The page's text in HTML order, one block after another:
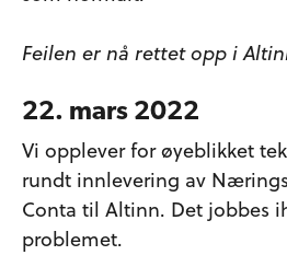
Feilen er nå rettet opp i
22. mars 2022
Vi opplever for øyeblikket
rundt innlevering av
Conta til Altinn. Det jobbes
problemet.